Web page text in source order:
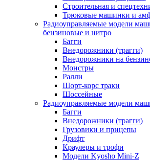
Строительная и
Трюковые машинки и
Радиоуправляемые модели
бензиновые и нитро
Багги
Внедорожники (трагги)
Внедорожники на
Монстры
Ралли
Шорт-корс траки
Шоссейные
Радиоуправляемые модели
Багги
Внедорожники (трагги)
Грузовики и прицепы
Дрифт
Краулеры и трофи
Модели Kyosho Mini-Z